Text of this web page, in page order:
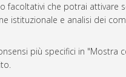
facoltativi che potrai attivare
istituzionale e analisi dei
più specifici in "Mostra